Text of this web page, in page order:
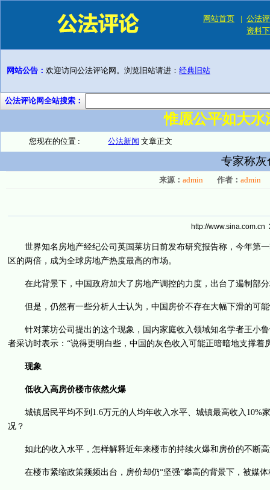
网站首页 | 公法
资料
网站公告： 欢迎访问公法评论网。浏览旧站请进： 经典旧站
公法评论网全站搜索：
惟愿公平如大
您现在的位置 : 公法新闻 文章正文
专家称
来源： admin 作者： admin
http://www.sina.com.cn
世界知名房地产经纪公司英国莱坊日前发布研究报告称，今年第一
区的两倍，成为全球房地产热度最高的市场。
在此背景下，中国政府加大了房地产调控的力度，出台了遏制部
但是，仍然有一些分析人士认为，中国房价不存在大幅下滑的可能
针对莱坊公司提出的这个现象，国内家庭收入领域知名学者王小鲁
者采访时表示：“说得更明白些，中国的灰色收入可能正暗暗地支撑着
现象
低收入高房价楼市依然火爆
城镇居民平均不到1.6万元的人均年收入水平、城镇最高收入10%
况？
如此的收入水平，怎样解释近年来楼市的持续火爆和房价的不断高
在楼市紧缩政策频频出台，房价却仍“坚强”攀高的背景下，被媒体